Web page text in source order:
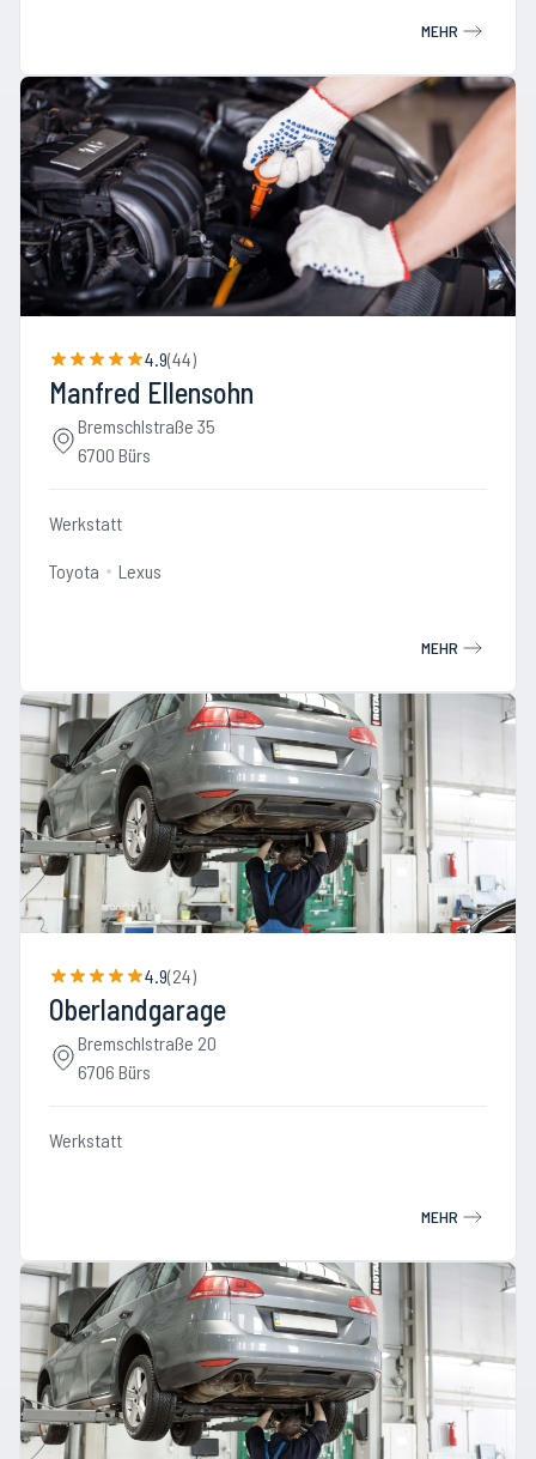
MEHR
4.9(44)
Manfred Ellensohn
Bremschlstraße 35
6700 Bürs
Werkstatt
Toyota Lexus
MEHR
4.9(24)
Oberlandgarage
Bremschlstraße 20
6706 Bürs
Werkstatt
MEHR